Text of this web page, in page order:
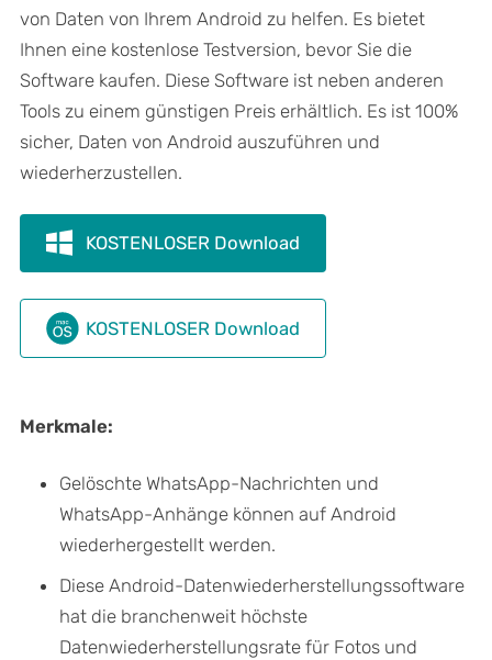
von Daten von Ihrem Android zu helfen. Es bietet
Ihnen eine kostenlose Testversion, bevor Sie die
Software kaufen. Diese Software ist neben anderen
Tools zu einem günstigen Preis erhältlich. Es ist 100%
sicher, Daten von Android auszuführen und
wiederherzustellen.
KOSTENLOSER Download
KOSTENLOSER Download
Merkmale:
Gelöschte WhatsApp-Nachrichten und
WhatsApp-Anhänge können auf Android
wiederhergestellt werden.
Diese Android-Datenwiederherstellungssoftware
hat die branchenweit höchste
Datenwiederherstellungsrate für Fotos und